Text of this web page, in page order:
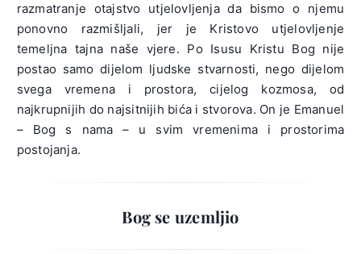
razmatranje otajstvo utjelovljenja da bismo o njemu
ponovno razmišljali, jer je Kristovo utjelovljenje
temeljna tajna naše vjere. Po Isusu Kristu Bog nije
postao samo dijelom ljudske stvarnosti, nego dijelom
svega vremena i prostora, cijelog kozmosa, od
najkrupnijih do najsitnijih bića i stvorova. On je Emanuel
– Bog s nama – u svim vremenima i prostorima
postojanja.
Bog se uzemljio